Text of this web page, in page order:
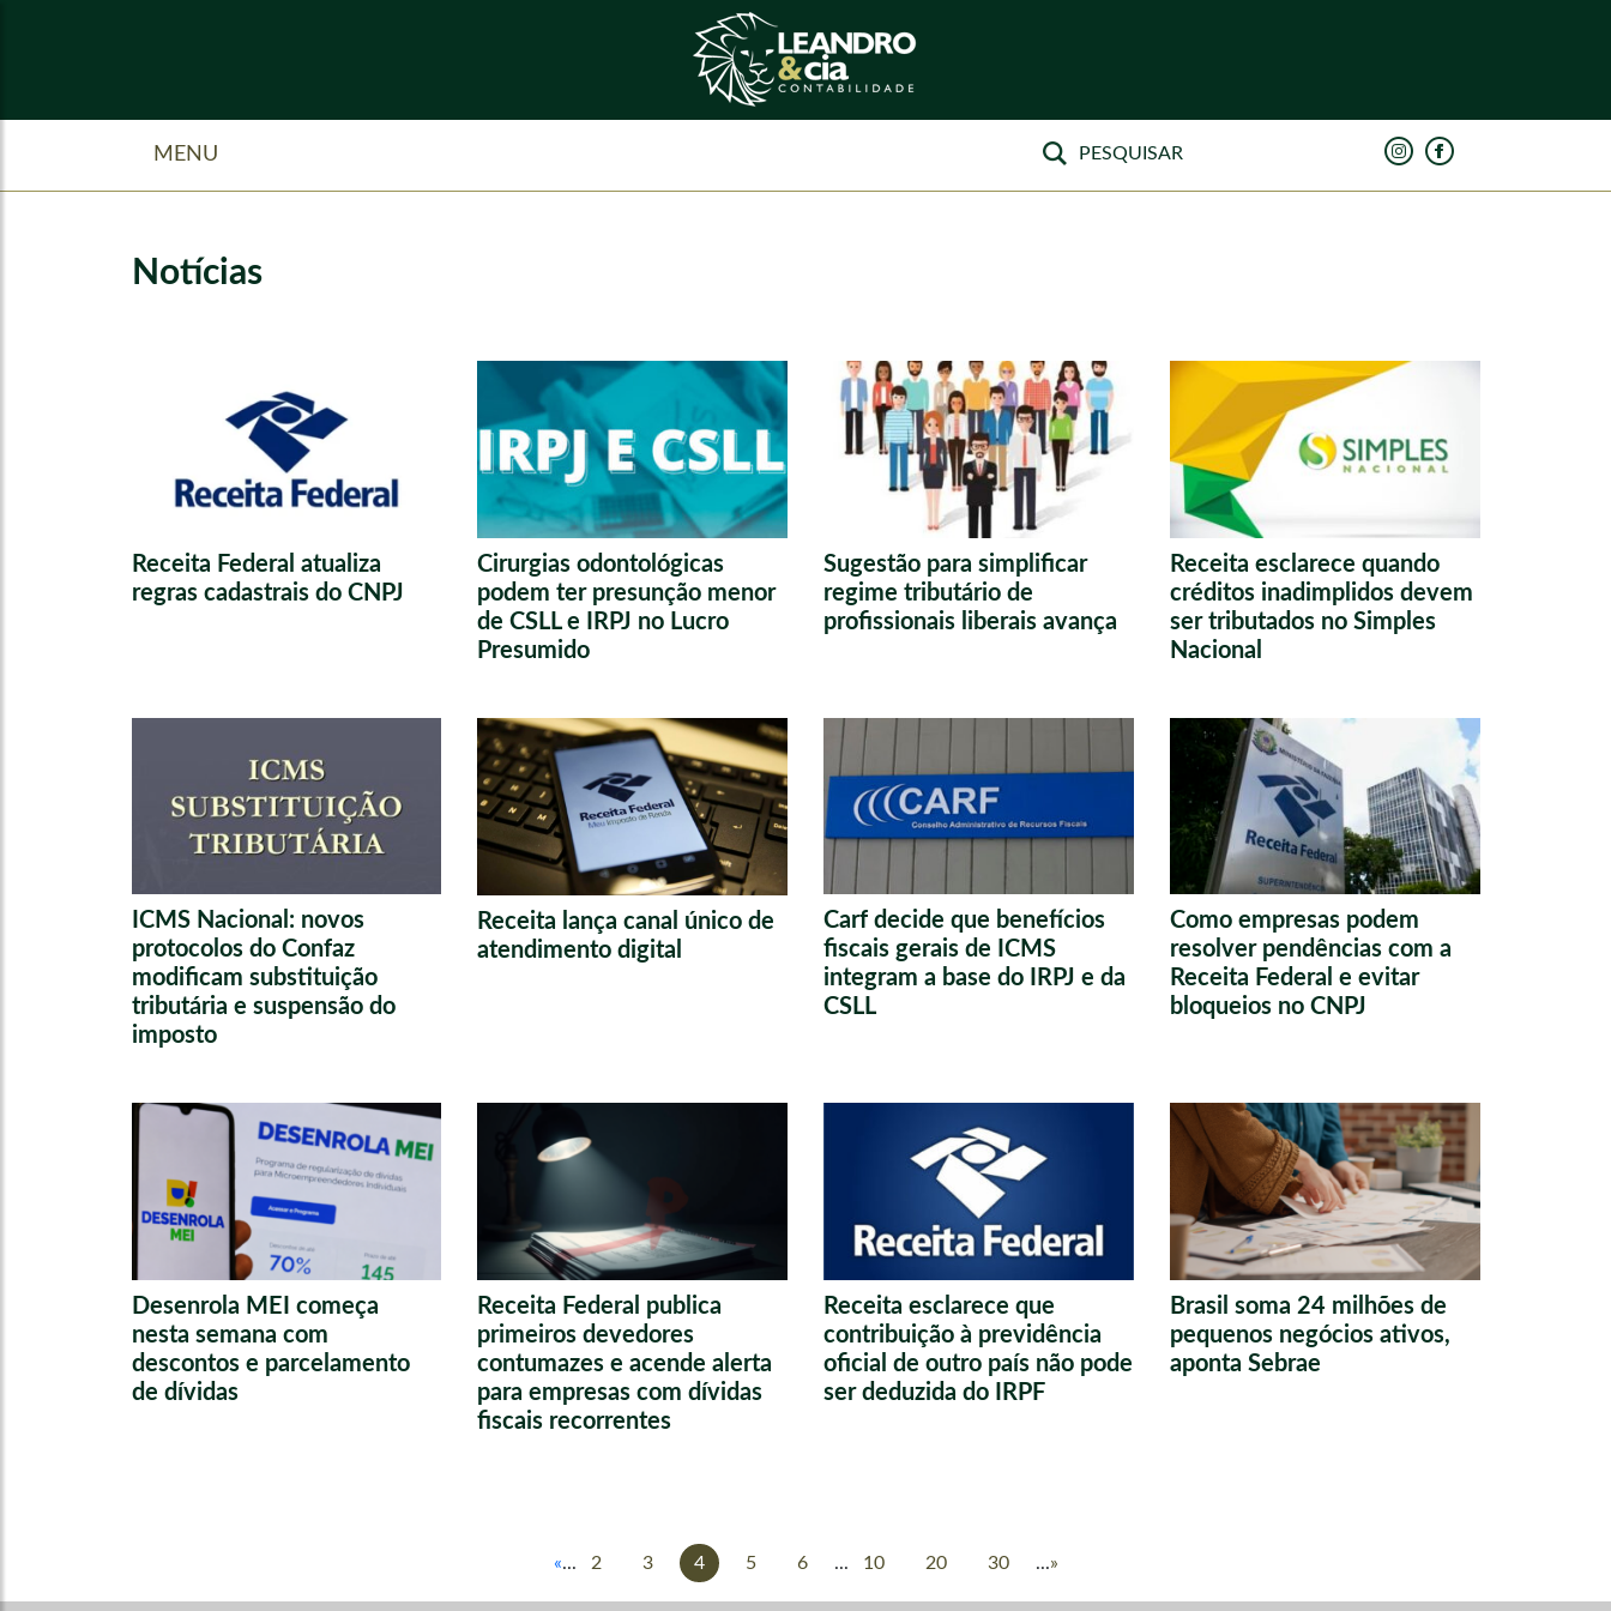
MENU
Notícias
Receita Federal atualiza
regras cadastrais do CNPJ
Cirurgias odontológicas
podem ter presunção menor
de CSLL e IRPJ no Lucro
Presumido
Sugestão para simplificar
regime tributário de
profissionais liberais avança
Receita esclarece quando
créditos inadimplidos devem
ser tributados no Simples
Nacional
ICMS Nacional: novos
protocolos do Confaz
modificam substituição
tributária e suspensão do
imposto
Receita lança canal único de
atendimento digital
Carf decide que benefícios
fiscais gerais de ICMS
integram a base do IRPJ e da
CSLL
Como empresas podem
resolver pendências com a
Receita Federal e evitar
bloqueios no CNPJ
Desenrola MEI começa
nesta semana com
descontos e parcelamento
de dívidas
Receita Federal publica
primeiros devedores
contumazes e acende alerta
para empresas com dívidas
fiscais recorrentes
Receita esclarece que
contribuição à previdência
oficial de outro país não pode
ser deduzida do IRPF
Brasil soma 24 milhões de
pequenos negócios ativos,
aponta Sebrae
«... 2 3 4 5 6 ... 10 20 30 ...»